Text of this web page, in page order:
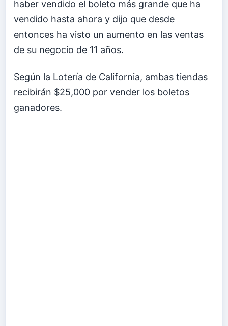
haber vendido el boleto más grande que ha
vendido hasta ahora y dijo que desde
entonces ha visto un aumento en las ventas
de su negocio de 11 años.
Según la Lotería de California, ambas tiendas
recibirán $25,000 por vender los boletos
ganadores.